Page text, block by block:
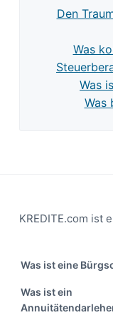
Den
Was
Was
Was
Footer
KREDITE.com ist
Was ist eine
Was ist ein